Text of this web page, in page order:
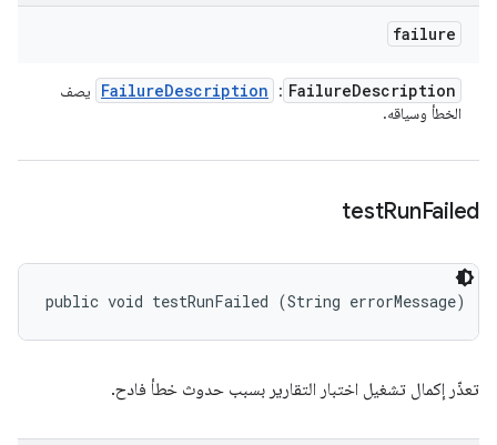
failure
FailureDescription
:
FailureDescription
يصف
الخطأ وسياقه.
testRunFailed
public void testRunFailed (String errorMessage)
تعذّر إكمال تشغيل اختبار التقارير بسبب حدوث خطأ فادح.